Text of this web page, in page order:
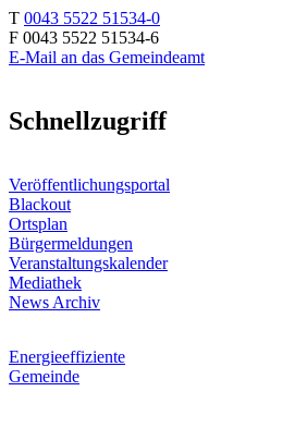
T 0043 5522 51534-0
F 0043 5522 51534-6
E-Mail an das Gemeindeamt
Schnellzugriff
Veröffentlichungsportal
Blackout
Ortsplan
Bürgermeldungen
Veranstaltungskalender
Mediathek
News Archiv
Energieeffiziente
Gemeinde